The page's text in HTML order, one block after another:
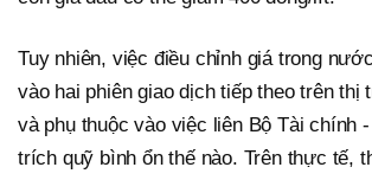
Tuy nhiên, việc điều chỉnh giá trong
vào hai phiên giao dịch tiếp theo trên thị
và phụ thuộc vào việc liên Bộ Tài chính
trích quỹ bình ổn thế nào. Trên thực tế,